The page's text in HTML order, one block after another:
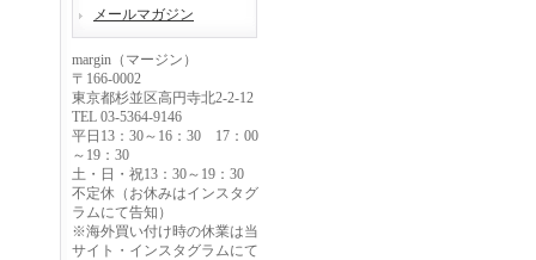
メールマガジン
margin（マージン）
〒166-0002
東京都杉並区高円寺北2-2-12
TEL 03-5364-9146
平日13：30～16：30 17：00
～19：30
土・日・祝13：30～19：30
不定休（お休みはインスタグ
ラムにて告知）
※海外買い付け時の休業は当
サイト・インスタグラムにて